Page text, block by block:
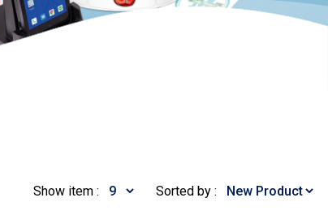
Show item : Sorted by :